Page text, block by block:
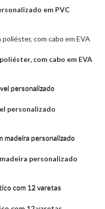
em PVC
com cabo em EVA
personalizado
personalizado